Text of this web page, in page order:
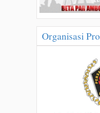
Organisasi